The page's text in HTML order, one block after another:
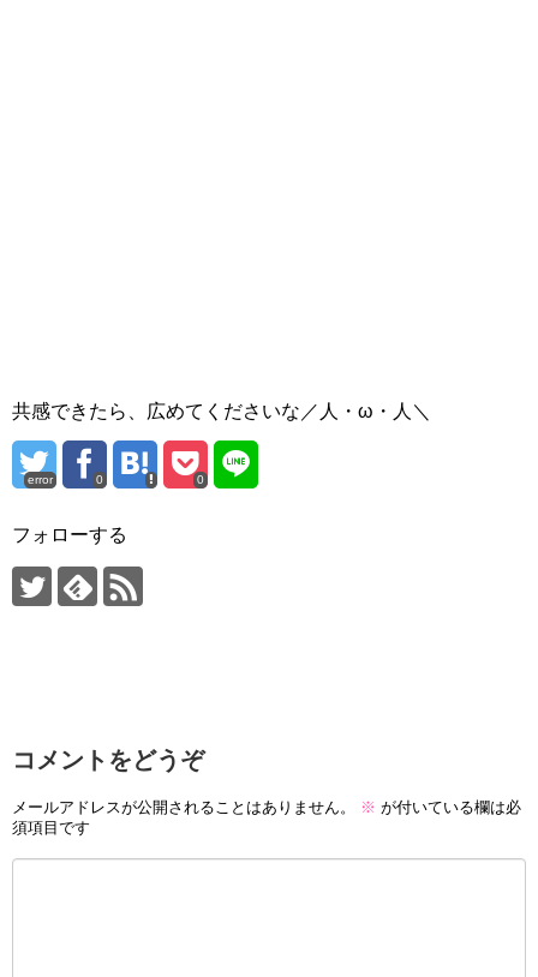
共感できたら、広めてくださいな／人・ω・人＼
error 0 0
フォローする
コメントをどうぞ
メールアドレスが公開されることはありません。 ※ が付いている欄は必
須項目です